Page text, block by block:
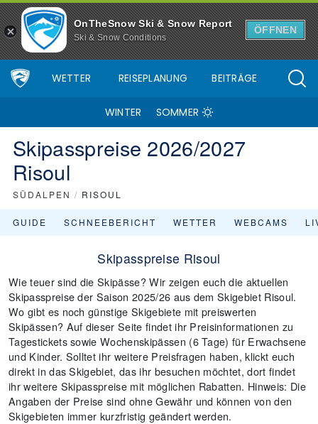
OnTheSnow Ski & Snow Report
Ski & Snow Conditions
ÖFFNEN
WETTER REISEPLANUNG BEITRÄGE
WINTER SOMMER
Skipasspreise 2026/2027
Risoul
SÜDALPEN / RISOUL
GUIDE SCHNEEBERICHT WETTER WEBCAMS
Skipasspreise Risoul
Wie teuer sind die Skipässe? Wir zeigen euch die aktuellen
Skipasspreise der Saison 2025/26 aus dem Skigebiet Risoul.
Wo gibt es noch günstige Skigebiete mit preiswerten
Skipässen? Auf dieser Seite findet ihr Preisinformationen zu
Tagestickets sowie Wochenskipässen (6 Tage) für Erwachsene
und Kinder. Solltet ihr weitere Preisfragen haben, klickt euch
direkt in das Skigebiet, das ihr besuchen möchtet, dort findet
ihr weitere Skipasspreise mit möglichen Rabatten. Hinweis: Die
Angaben der Preise sind ohne Gewähr und können von den
Skigebieten immer kurzfristig geändert werden.